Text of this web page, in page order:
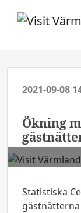
2021-09-08
Ökning
Statistiska